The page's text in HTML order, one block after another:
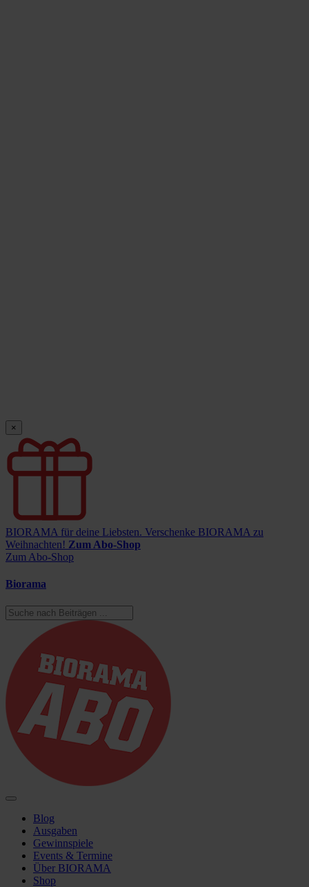
×
BIORAMA für deine Liebsten. Verschenke BIORAMA zu
Weihnachten! Zum Abo-Shop
Zum Abo-Shop
Biorama
Blog
Ausgaben
Gewinnspiele
Events & Termine
Über BIORAMA
Shop